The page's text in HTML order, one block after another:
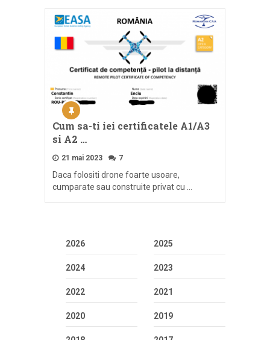
Cum sa-ti iei certificatele A1/A3
si A2 …
21 mai 2023 7
Daca folositi drone foarte usoare,
cumparate sau construite privat cu …
2026 2025
2024 2023
2022 2021
2020 2019